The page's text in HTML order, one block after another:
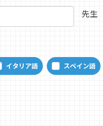
先生
イタリア語 スペイン語